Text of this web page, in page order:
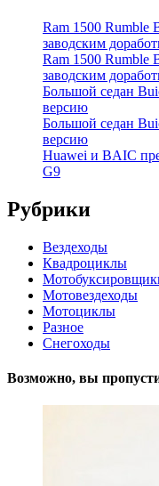
Ram 1500 Rumble
заводским
Ram 1500 Rumble
заводским
Большой седан
версию
Большой седан
версию
Huawei и BAIC
G9
Рубрики
Вездеходы
Квадроциклы
Мотовездеходы
Мотоциклы
Разное
Снегоходы
Возможно, вы